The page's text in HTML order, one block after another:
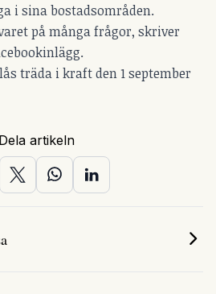
i sina bostadsområden.
på många frågor, skriver
träda i kraft den 1 september
Dela artikeln